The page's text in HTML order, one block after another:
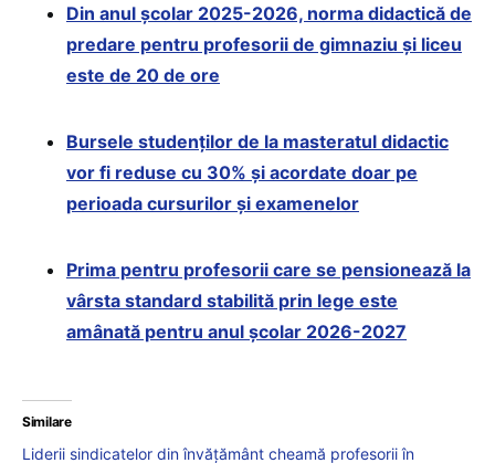
Din anul școlar 2025-2026, norma didactică de
predare pentru profesorii de gimnaziu și liceu
este de 20 de ore
Bursele studenților de la masteratul didactic
vor fi reduse cu 30% și acordate doar pe
perioada cursurilor și examenelor
Prima pentru profesorii care se pensionează la
vârsta standard stabilită prin lege este
amânată pentru anul școlar 2026-2027
Similare
Liderii sindicatelor din învățământ cheamă profesorii în